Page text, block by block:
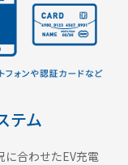
テム
に合わせたEV充電